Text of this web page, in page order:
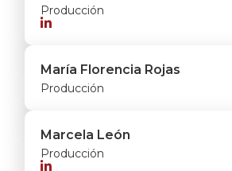
Producción

María Florencia Rojas
Producción
Marcela León
Producción
